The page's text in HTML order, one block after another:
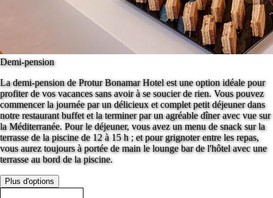
Demi-pension
La demi-pension de Protur Bonamar Hotel est une option idéale pour
profiter de vos vacances sans avoir à se soucier de rien. Vous pouvez
commencer la journée par un délicieux et complet petit déjeuner dans
notre restaurant buffet et la terminer par un agréable dîner avec vue sur
la Méditerranée. Pour le déjeuner, vous avez un menu de snack sur la
terrasse de la piscine de 12 à 15 h ; et pour grignoter entre les repas,
vous aurez toujours à portée de main le lounge bar de l'hôtel avec une
terrasse au bord de la piscine.
Plus d'options